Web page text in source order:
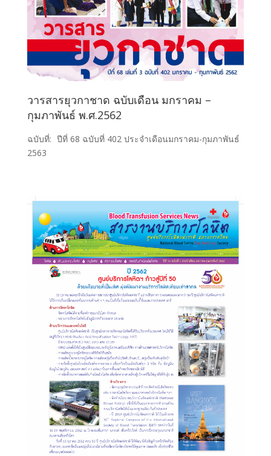
วารสารยุวกาชาด ฉบับเดือน มกราคม –
กุมภาพันธ์ พ.ศ.2562
ฉบับที่: ปีที่ 68 ฉบับที่ 402 ประจำเดือนมกราคม-กุมภาพันธ์
2563